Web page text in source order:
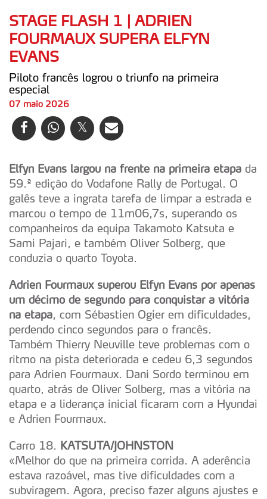
STAGE FLASH 1 | ADRIEN
FOURMAUX SUPERA ELFYN
EVANS
Piloto francês logrou o triunfo na primeira
especial
07 maio 2026
Elfyn Evans largou na frente na primeira etapa da
59.ª edição do Vodafone Rally de Portugal. O
galês teve a ingrata tarefa de limpar a estrada e
marcou o tempo de 11m06,7s, superando os
companheiros da equipa Takamoto Katsuta e
Sami Pajari, e também Oliver Solberg, que
conduzia o quarto Toyota.
Adrien Fourmaux superou Elfyn Evans por apenas
um décimo de segundo para conquistar a vitória
na etapa, com Sébastien Ogier em dificuldades,
perdendo cinco segundos para o francês.
Também Thierry Neuville teve problemas com o
ritmo na pista deteriorada e cedeu 6,3 segundos
para Adrien Fourmaux. Dani Sordo terminou em
quarto, atrás de Oliver Solberg, mas a vitória na
etapa e a liderança inicial ficaram com a Hyundai
e Adrien Fourmaux.
Carro 18. KATSUTA/JOHNSTON
«Melhor do que na primeira corrida. A aderência
estava razoável, mas tive dificuldades com a
subviragem. Agora, preciso fazer alguns ajustes e